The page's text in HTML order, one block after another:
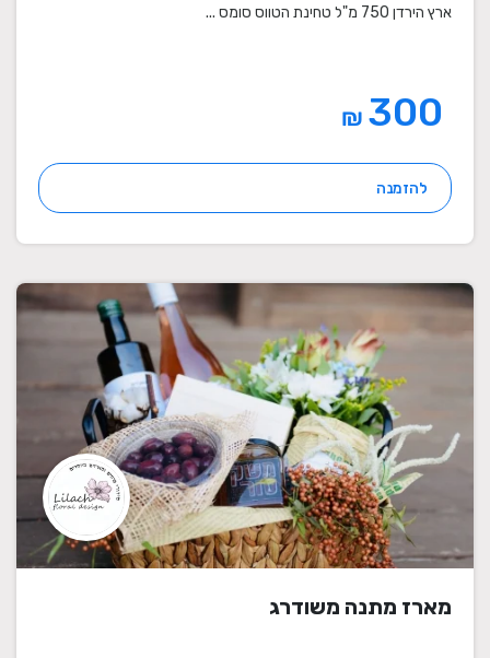
ארץ הירדן 750 מ"ל טחינת הטווס סומס ...
₪
להזמנה
מארז מתנה משודרג